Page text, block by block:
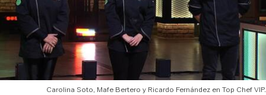
Carolina Soto, Mafe Bertero y Ricardo Fernández en Top Chef VIP.